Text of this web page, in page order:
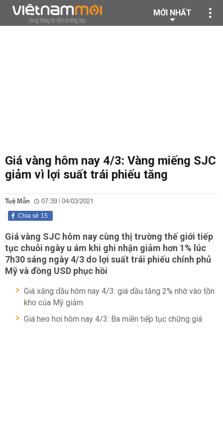
MỚI NHẤT
Giá vàng hôm nay 4/3: Vàng miếng SJC
giảm vì lợi suất trái phiếu tăng
Tuệ Mẫn 07:39 | 04/03/2021
15
Chia sẻ
Giá vàng SJC hôm nay cùng thị trường thế giới tiếp
tục chuỗi ngày u ám khi ghi nhận giảm hơn 1% lúc
7h30 sáng ngày 4/3 do lợi suất trái phiếu chính phủ
Mỹ và đồng USD phục hồi
Giá xăng dầu hôm nay 4/3: giá dầu tăng 2% nhờ vào tồn
kho của Mỹ giảm
Giá heo hơi hôm nay 4/3: Ba miền tiếp tục chững giá